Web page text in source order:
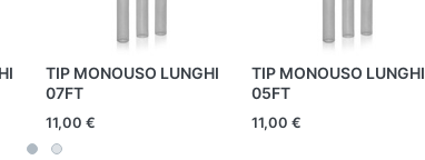
TIP MONOUSO LUNGHI
07FT
11,00 €
TIP MONOUSO LUNGHI
05FT
11,00 €